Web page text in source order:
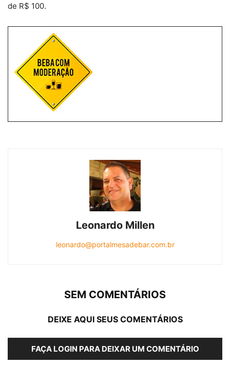
de R$ 100.
Leonardo Millen
leonardo@portalmesadebar.com.br
SEM COMENTÁRIOS
DEIXE AQUI SEUS COMENTÁRIOS
FAÇA LOGIN PARA DEIXAR UM COMENTÁRIO